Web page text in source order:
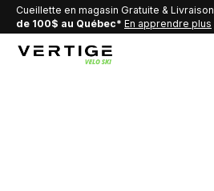
Cueillette en magasin Gratuite & Livraison
de 100$ au Québec* En apprendre plus